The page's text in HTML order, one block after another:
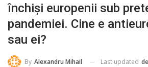
închiși europenii sub
pandemiei. Cine e
sau ei?
By Alexandru Mihail Last updated